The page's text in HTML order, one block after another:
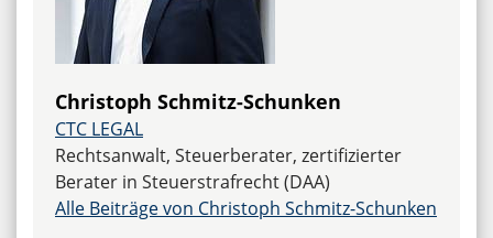
Christoph Schmitz-Schunken
CTC LEGAL
Rechtsanwalt, Steuerberater, zertifizierter
Berater in Steuerstrafrecht (DAA)
Alle Beiträge von Christoph Schmitz-Schunken